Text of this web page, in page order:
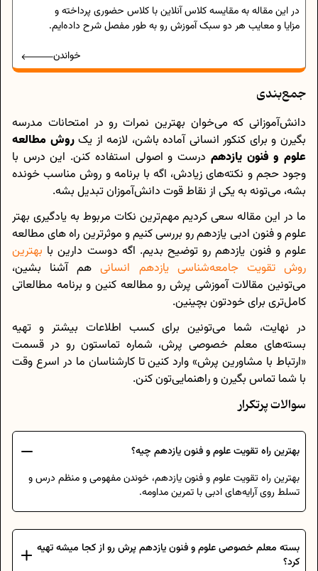
در این مقاله به مقایسه کلاس آنلاین با کلاس حضوری پرداخته و
مزایا و معایب هر دو سبک آموزش رو به طور مفصل شرح داده‌ایم.
خواندن
جمع‌بندی
دانش‌آموزانی که می‌خوان بهترین نمرات رو در امتحانات مدرسه
بگیرن و برای کنکور انسانی آماده باشن، لازمه از یکروش مطالعه
علوم و فنون یازدهم درست و اصولی استفاده کنن. این درس با
وجود حجم و نکته‌های زیادش، اگه با برنامه و روش مناسب خونده
بشه، می‌تونه به یکی از نقاط قوت دانش‌آموزان تبدیل بشه.
ما در این مقاله سعی کردیم مهم‌ترین نکات مربوط به یادگیری بهتر
علوم و فنون ادبی یازدهم رو بررسی کنیم و موثرترین راه های مطالعه
علوم و فنون یازدهم رو توضیح بدیم. اگه دوست دارین با بهترین
روش تقویت جامعه‌شناسی یازدهم انسانیهم آشنا بشین،
می‌تونین مقالات آموزشی پرش رو مطالعه کنین و برنامه مطالعاتی
کامل‌تری برای خودتون بچینین.
در نهایت، شما می‌تونین برای کسب اطلاعات بیشتر و تهیه
بسته‌های معلم خصوصی پرش، شماره تماستون رو در قسمت
«ارتباط با مشاورین پرش» وارد کنین تا کارشناسان ما در اسرع وقت
با شما تماس بگیرن و راهنمایی‌تون کنن.
سوالات پرتکرار
بهترین راه تقویت علوم و فنون یازدهم چیه؟
بهترین راه تقویت علوم و فنون یازدهم، خوندن مفهومی و منظم درس و
تسلط روی آرایه‌های ادبی با تمرین مداومه.
بسته معلم خصوصی علوم و فنون یازدهم پرش رو از کجا میشه تهیه
کرد؟